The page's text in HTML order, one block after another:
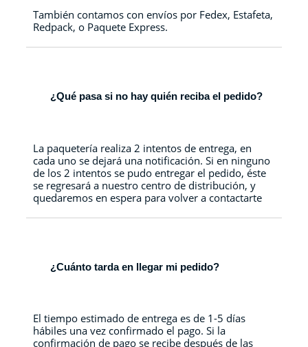
También contamos con envíos por Fedex, Estafeta,
Redpack, o Paquete Express.
¿Qué pasa si no hay quién reciba el pedido?
La paquetería realiza 2 intentos de entrega, en
cada uno se dejará una notificación. Si en ninguno
de los 2 intentos se pudo entregar el pedido, éste
se regresará a nuestro centro de distribución, y
quedaremos en espera para volver a contactarte
¿Cuánto tarda en llegar mi pedido?
El tiempo estimado de entrega es de 1-5 días
hábiles una vez confirmado el pago. Si la
confirmación de pago se recibe después de las